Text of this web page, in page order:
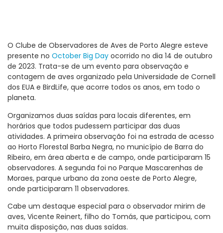
O Clube de Observadores de Aves de Porto Alegre esteve
presente no October Big Day ocorrido no dia 14 de outubro
de 2023. Trata-se de um evento para observação e
contagem de aves organizado pela Universidade de Cornell
dos EUA e BirdLife, que acorre todos os anos, em todo o
planeta.
Organizamos duas saídas para locais diferentes, em
horários que todos pudessem participar das duas
atividades. A primeira observação foi na estrada de acesso
ao Horto Florestal Barba Negra, no município de Barra do
Ribeiro, em área aberta e de campo, onde participaram 15
observadores. A segunda foi no Parque Mascarenhas de
Moraes, parque urbano da zona oeste de Porto Alegre,
onde participaram 11 observadores.
Cabe um destaque especial para o observador mirim de
aves, Vicente Reinert, filho do Tomás, que participou, com
muita disposição, nas duas saídas.